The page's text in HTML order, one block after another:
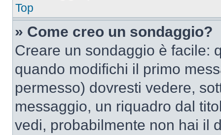
Top
» Come creo un sondaggio?
Creare un sondaggio è facile:
quando modifichi il primo
permesso) dovresti vedere,
messaggio, un riquadro dal
vedi, probabilmente non hai il